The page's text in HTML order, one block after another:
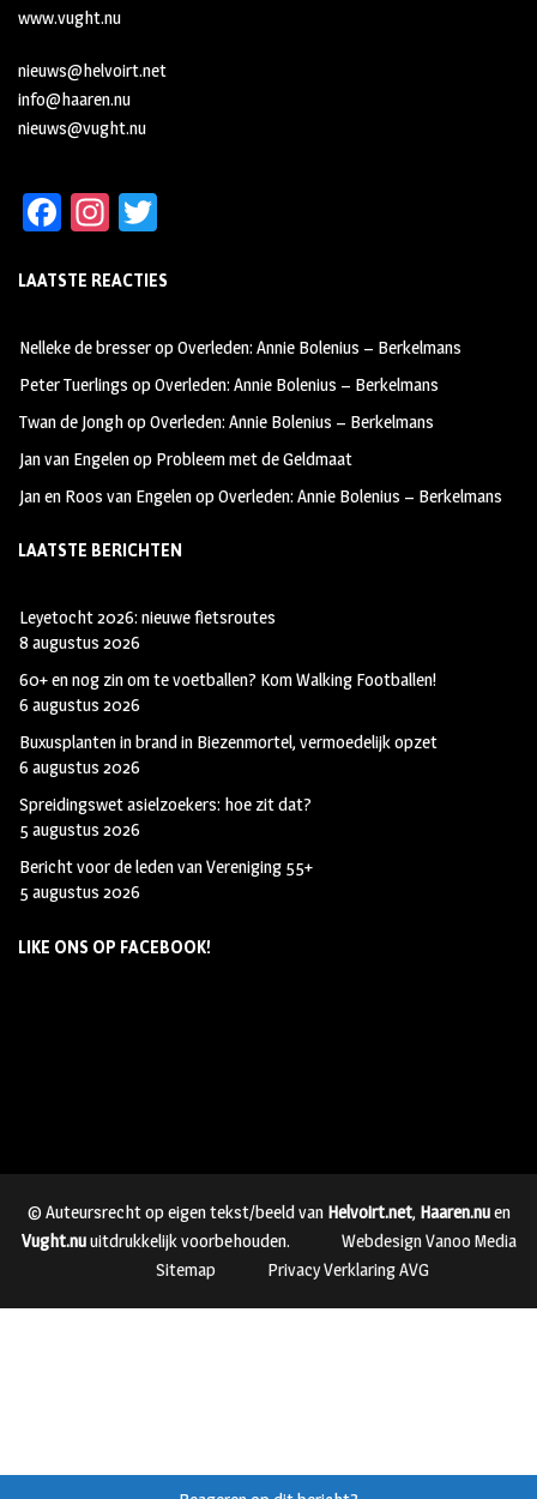
www.vught.nu
nieuws@helvoirt.net
info@haaren.nu
nieuws@vught.nu
Fa
b
oo
k
In
ag
m
tt
LAATSTE REACTIES
Nelleke de bresseropOverleden: Annie Bolenius – Berkelmans
Peter Tuerlings opOverleden: Annie Bolenius – Berkelmans
Twan de JonghopOverleden: Annie Bolenius – Berkelmans
Jan van Engelenop Probleem met de Geldmaat
Jan en Roos van EngelenopOverleden: Annie Bolenius – Berkelmans
LAATSTE BERICHTEN
Leyetocht 2026: nieuwe fietsroutes
8 augustus 2026
60+ en nog zin om te voetballen? Kom Walking Footballen!
6 augustus 2026
Buxusplanten in brand in Biezenmortel, vermoedelijk opzet
6 augustus 2026
Spreidingswet asielzoekers: hoe zit dat?
5 augustus 2026
Bericht voor de leden van Vereniging 55+
5 augustus 2026
LIKE ONS OP FACEBOOK!
© Auteursrecht op eigen tekst/beeld van Helvoirt.net, Haaren.nuen
Vught.nuuitdrukkelijk voorbehouden.
Webdesign Vanoo Media
Sitemap
Privacy Verklaring AVG